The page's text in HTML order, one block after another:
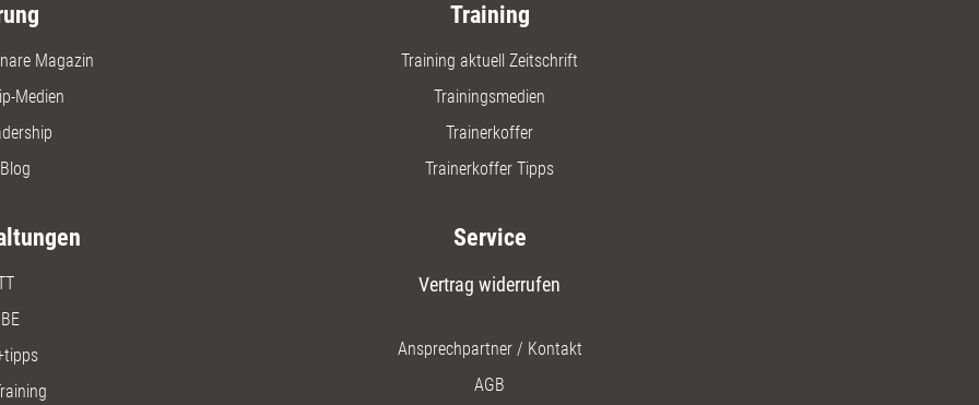
Magazin
Medien
Training
Training aktuell Zeitschrift
Trainingsmedien
Trainerkoffer
Trainerkoffer Tipps
Service
Vertrag widerrufen
Ansprechpartner / Kontakt
AGB